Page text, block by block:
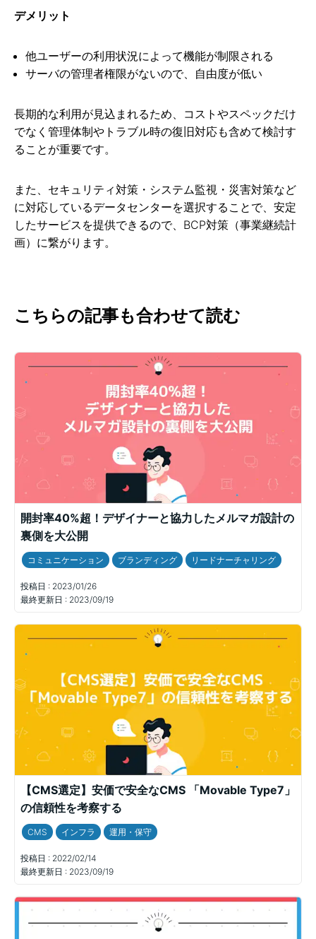
デメリット
他ユーザーの利用状況によって機能が制限される
サーバの管理者権限がないので、自由度が低い
長期的な利用が見込まれるため、コストやスペックだけ
でなく管理体制やトラブル時の復旧対応も含めて検討す
ることが重要です。
また、セキュリティ対策・システム監視・災害対策など
に対応しているデータセンターを選択することで、安定
したサービスを提供できるので、BCP対策（事業継続計
画）に繋がります。
こちらの記事も合わせて読む
開封率40%超！デザイナーと協力したメルマガ設計の
裏側を大公開
コミュニケーション ブランディング リードナーチャリング
投稿日 : 2023/01/26
最終更新日 : 2023/09/19
【CMS選定】安価で安全なCMS 「Movable Type7」
の信頼性を考察する
CMS インフラ 運用・保守
投稿日 : 2022/02/14
最終更新日 : 2023/09/19